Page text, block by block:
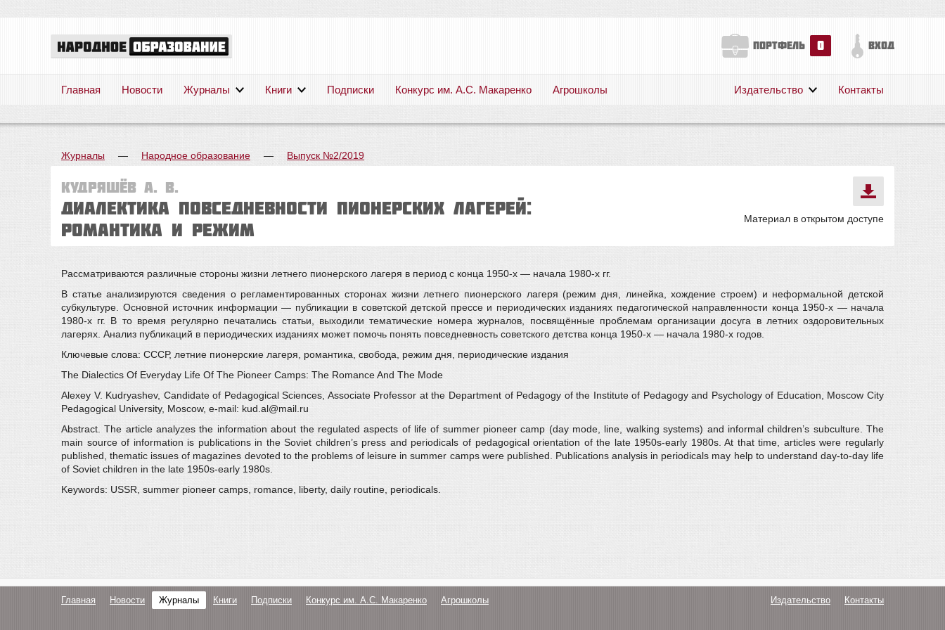
портфель 0 вход
Главная Новости Журналы Книги Подписки Конкурс им. А.С. Макаренко Агрошколы Издательство Контакты
Журналы — Народное образование — Выпуск №2/2019
Кудряшёв А. В.
Диалектика повседневности пионерских лагерей:
романтика и режим
Материал в открытом доступе
Рассматриваются различные стороны жизни летнего пионерского лагеря в период с конца 1950-х — начала 1980-х гг.
В статье анализируются сведения о регламентированных сторонах жизни летнего пионерского лагеря (режим дня, линейка, хождение строем) и неформальной детской
субкультуре. Основной источник информации — публикации в советской детской прессе и периодических изданиях педагогической направленности конца 1950-х — начала
1980-х гг. В то время регулярно печатались статьи, выходили тематические номера журналов, посвящённые проблемам организации досуга в летних оздоровительных
лагерях. Анализ публикаций в периодических изданиях может помочь понять повседневность советского детства конца 1950-х — начала 1980-х годов.
Ключевые слова: СССР, летние пионерские лагеря, романтика, свобода, режим дня, периодические издания
The Dialectics Of Everyday Life Of The Pioneer Camps: The Romance And The Mode
Alexey V. Kudryashev, Candidate of Pedagogical Sciences, Associate Professor at the Department of Pedagogy of the Institute of Pedagogy and Psychology of Education, Moscow City
Pedagogical University, Moscow, e-mail: kud.al@mail.ru
Abstract. The article analyzes the information about the regulated aspects of life of summer pioneer camp (day mode, line, walking systems) and informal children’s subculture. The
main source of information is publications in the Soviet children’s press and periodicals of pedagogical orientation of the late 1950s-early 1980s. At that time, articles were regularly
published, thematic issues of magazines devoted to the problems of leisure in summer camps were published. Publications analysis in periodicals may help to understand day-to-day life
of Soviet children in the late 1950s-early 1980s.
Keywords: USSR, summer pioneer camps, romance, liberty, daily routine, periodicals.
Главная Новости Журналы Книги Подписки Конкурс им. А.С. Макаренко Агрошколы Издательство Контакты